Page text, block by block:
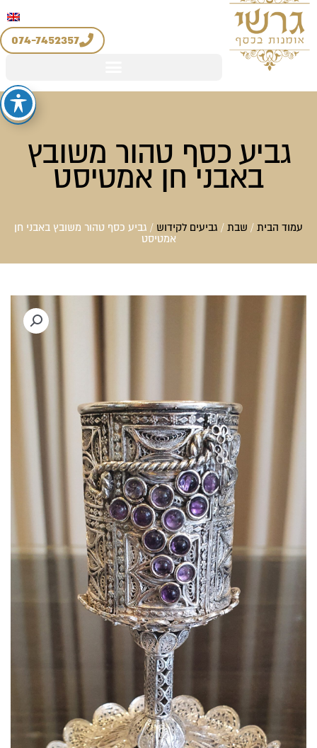
074-7452357
גביע כסף טהור משובץ
באבני חן אמטיסט
עמוד הבית/ שבת/ גביעים לקידוש/ גביע כסף טהור משובץ באבני חן
אמטיסט